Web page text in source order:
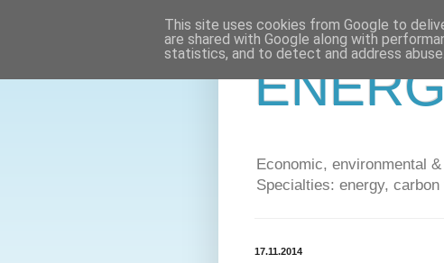
Economic, environmental
Specialties: energy,
17.11.2014
This site uses cookies from Google to
are shared with Google along with
statistics, and to detect and address abuse.